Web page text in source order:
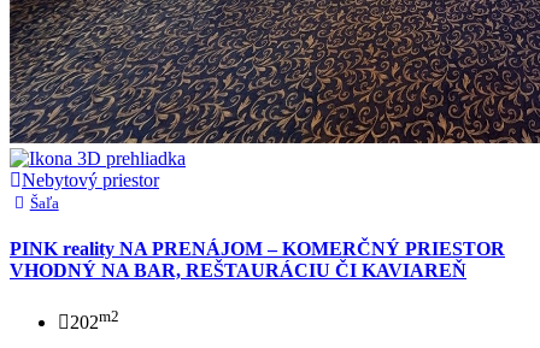
Nebytový priestor
Šaľa
PINK reality NA PRENÁJOM – KOMERČNÝ PRIESTOR
VHODNÝ NA BAR, REŠTAURÁCIU ČI KAVIAREŇ
202m2